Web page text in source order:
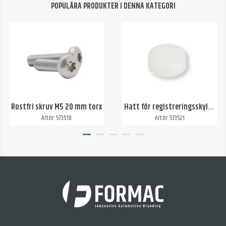
POPULÄRA PRODUKTER I DENNA KATEGORI
Rostfri skruv M5 20 mm torx
Art.nr: 573510
Hatt för registreringsskyltskruv - vit
Art.nr: 573521